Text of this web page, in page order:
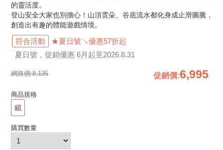
的靈活度。
登山安全大家也別擔心！山頂雲朵、谷底流水都化身成止滑圖騰，
創造出有趣的體能遊戲情境。
符合活動
★夏日號↘優惠57折起
夏日號，促銷優惠 6月起至2026.8.31
網路價:8,135 促銷價:6,995
商品規格
組
購買數量